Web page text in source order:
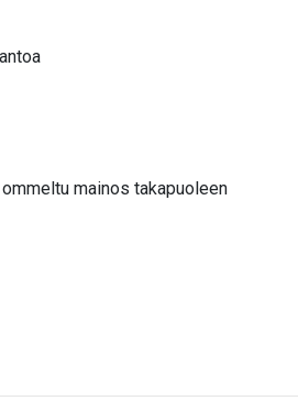
mainos takapuoleen